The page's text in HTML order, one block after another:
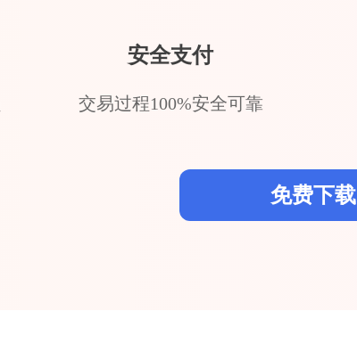
安全支付
交易过程100%安全可靠
免费下载